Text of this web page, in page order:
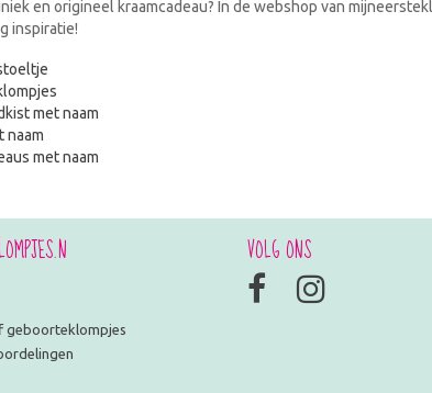
en origineel kraamcadeau? In de webshop van
inspiratie!
met naam
naam
met naam
geboorteklompjes
VOLG ONS